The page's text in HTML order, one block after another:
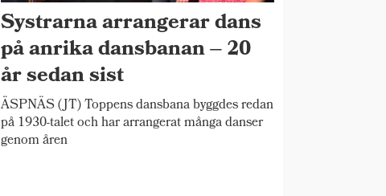
Systrarna arrangerar dans
på anrika dansbanan – 20
år sedan sist
ÄSPNÄS (JT) Toppens dansbana byggdes redan
på 1930-talet och har arrangerat många danser
genom åren